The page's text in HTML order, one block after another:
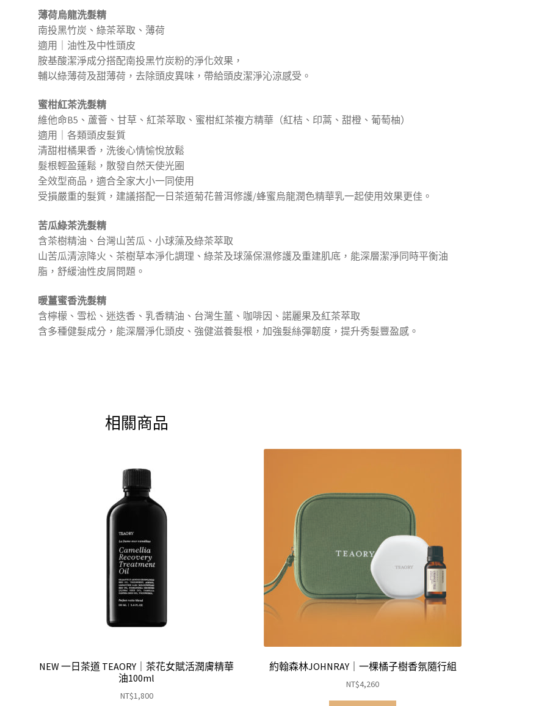
薄荷烏龍洗髮精
南投黑竹炭、綠茶萃取、薄荷
適用｜油性及中性頭皮
胺基酸潔淨成分搭配南投黑竹炭粉的淨化效果，
輔以綠薄荷及甜薄荷，去除頭皮異味，帶給頭皮潔淨沁涼感受。
蜜柑紅茶洗髮精
維他命B5、蘆薈、甘草、紅茶萃取、蜜柑紅茶複方精華（紅桔、印蒿、甜橙、葡萄柚）
適用｜各類頭皮髮質
清甜柑橘果香，洗後心情愉悅放鬆
髮根輕盈蓬鬆，散發自然天使光圈
全效型商品，適合全家大小一同使用
受損嚴重的髮質，建議搭配一日茶道菊花普洱修護/蜂蜜烏龍潤色精華乳一起使用效果更佳。
苦瓜綠茶洗髮精
含茶樹精油、台灣山苦瓜、小球藻及綠茶萃取
山苦瓜清涼降火、茶樹草本淨化調理、綠茶及球藻保濕修護及重建肌底，能深層潔淨同時平衡油
脂，舒緩油性皮屑問題。
暖薑蜜香洗髮精
含檸檬、雪松、迷迭香、乳香精油、台灣生薑、咖啡因、諾麗果及紅茶萃取
含多種健髮成分，能深層淨化頭皮、強健滋養髮根，加強髮絲彈韌度，提升秀髮豐盈感。
相關商品
NEW 一日茶道 TEAORY｜茶花女賦活潤膚精華
油100ml
NT$1,800
約翰森林JOHNRAY｜一棵橘子樹香氛隨行組
NT$4,260